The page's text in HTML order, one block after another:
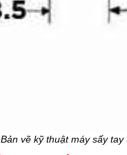
Bản vẽ kỹ thuật máy sấy